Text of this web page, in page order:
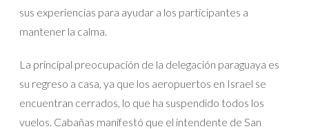
sus experiencias para ayudar a los participantes a
mantener la calma.
La principal preocupación de la delegación paraguaya es
su regreso a casa, ya que los aeropuertos en Israel se
encuentran cerrados, lo que ha suspendido todos los
vuelos. Cabañas manifestó que el intendente de San